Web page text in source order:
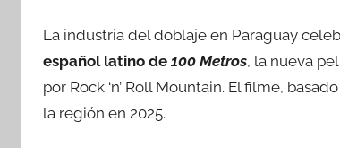
La industria del doblaje en Paraguay
español latino de 100 Metros, la nueva
por Rock ‘n’ Roll Mountain. El filme,
la región en 2025.